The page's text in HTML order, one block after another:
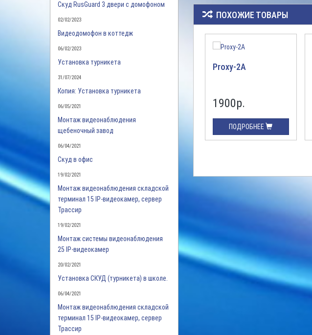
Скуд RusGuard 3 двери с домофоном
02/02/2023
Видеодомофон в коттедж
06/02/2023
Установка турникета
31/07/2024
Копия: Установка турникета
06/05/2021
Монтаж видеонаблюдения
щебеночный завод
06/04/2021
Скуд в офис
19/02/2021
Монтаж видеонаблюдения складской
терминал 15 IP-видеокамер, сервер
Трассир
19/02/2021
Монтаж системы видеонаблюдения
25 IP-видеокамер
20/02/2021
Установка СКУД (турникета) в школе.
06/04/2021
Монтаж видеонаблюдения складской
терминал 15 IP-видеокамер, сервер
Трассир
ПОХОЖИЕ ТОВАРЫ
Proxy-2А
1900р.
ПОДРОБНЕЕ